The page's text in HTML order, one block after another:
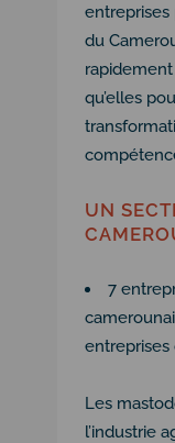
entreprises
du
qu’elles
UN
7
entreprises
Les
l’industrie